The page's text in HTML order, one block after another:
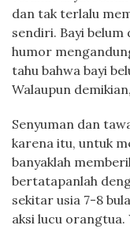
dan tak terlalu
sendiri. Bayi
humor
tahu bahwa bayi
Walaupun
Senyuman dan
karena itu, untuk
banyaklah
bertatapanlah
sekitar usia 7-8
aksi lucu orangtua.